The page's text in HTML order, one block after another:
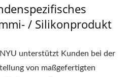
/ Silikonprodukt
unterstützt Kunden bei der
von maßgefertigten